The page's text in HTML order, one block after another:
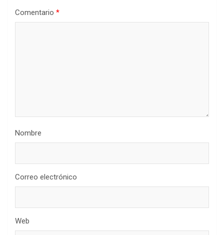
Comentario *
Nombre
Correo electrónico
Web